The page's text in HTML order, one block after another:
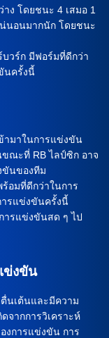
ง โดยชนะ 4 เสมอ 1
นอนมากนัก โดยชนะ
บวร์ก มีฟอร์มที่ดีกว่า
นครั้งนี้
ามาในการแข่งขัน
ณะที่ RB ไลป์ซิก อาจ
ขันของทีม
อมที่ดีกว่าในการ
รแข่งขันครั้งนี้
ารแข่งขันสด ๆ ไป
ข่งขัน
นเต้นและมีความ
จากการวิเคราะห์
งการแข่งขัน การ